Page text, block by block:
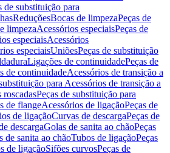
de substituição para
ReduçõesBocas de limpezaPeças de
limpezaAcessórios especiaisPeças de
especiaisAcessórios
especiaisUniõesPeças de substituição
Ligações de continuidadePeças de
de continuidadeAcessórios de transição a
para Acessórios de transição a
roscadasPeças de substituição para
de flangeAcessórios de ligaçãoPeças de
de ligaçãoCurvas de descargaPeças de
descargaGolas de sanita ao chãoPeças
de sanita ao chãoTubos de ligaçãoPeças
de ligaçãoSifões curvosPeças de